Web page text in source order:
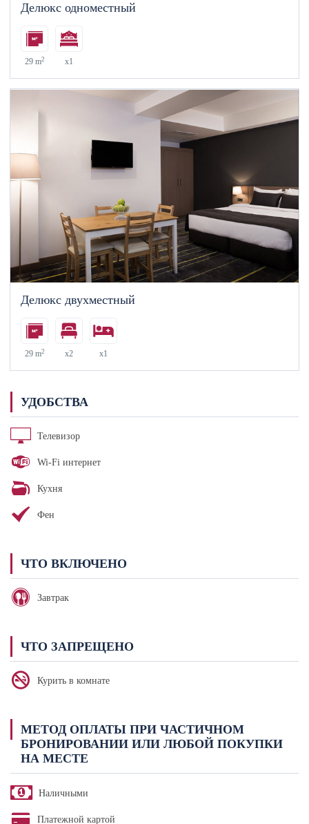
Делюкс одноместный
29 m2 x1
Делюкс двухместный
29 m2 x2 x1
УДОБСТВА
Телевизор
Wi-Fi интернет
Кухня
Фен
ЧТО ВКЛЮЧЕНО
Завтрак
ЧТО ЗАПРЕЩЕНО
Курить в комнате
МЕТОД ОПЛАТЫ ПРИ ЧАСТИЧНОМ
БРОНИРОВАНИИ ИЛИ ЛЮБОЙ ПОКУПКИ
НА МЕСТЕ
Наличными
Платежной картой